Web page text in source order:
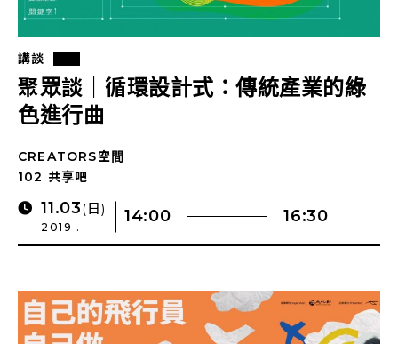
講談
聚眾談｜循環設計式：傳統產業的綠
色進行曲
CREATORS空間
102 共享吧
11.03(日)
2019 .
14:00 16:30